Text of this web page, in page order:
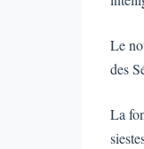
Le
des
La